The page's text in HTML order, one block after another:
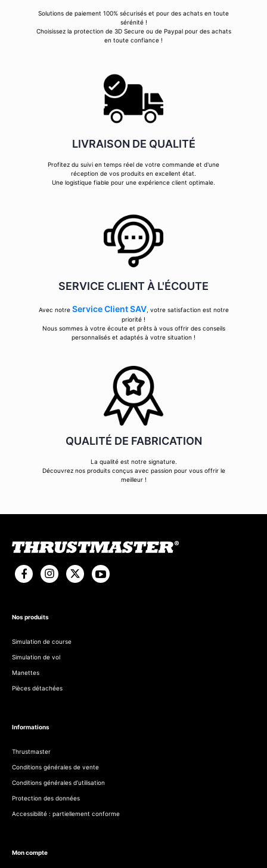
Solutions de paiement 100% sécurisés et pour des achats en toute
sérénité !
Choisissez la protection de 3D Secure ou de Paypal pour des achats
en toute confiance !
LIVRAISON DE QUALITÉ
Profitez du suivi en temps réel de votre commande et d'une
réception de vos produits en excellent état.
Une logistique fiable pour une expérience client optimale.
SERVICE CLIENT À L'ÉCOUTE
Avec notre Service Client SAV, votre satisfaction est notre
priorité !
Nous sommes à votre écoute et prêts à vous offrir des conseils
personnalisés et adaptés à votre situation !
QUALITÉ DE FABRICATION
La qualité est notre signature.
Découvrez nos produits conçus avec passion pour vous offrir le
meilleur !
Nos produits
Simulation de course
Simulation de vol
Manettes
Pièces détachées
Informations
Thrustmaster
Conditions générales de vente
Conditions générales d’utilisation
Protection des données
Accessibilité : partiellement conforme
Mon compte